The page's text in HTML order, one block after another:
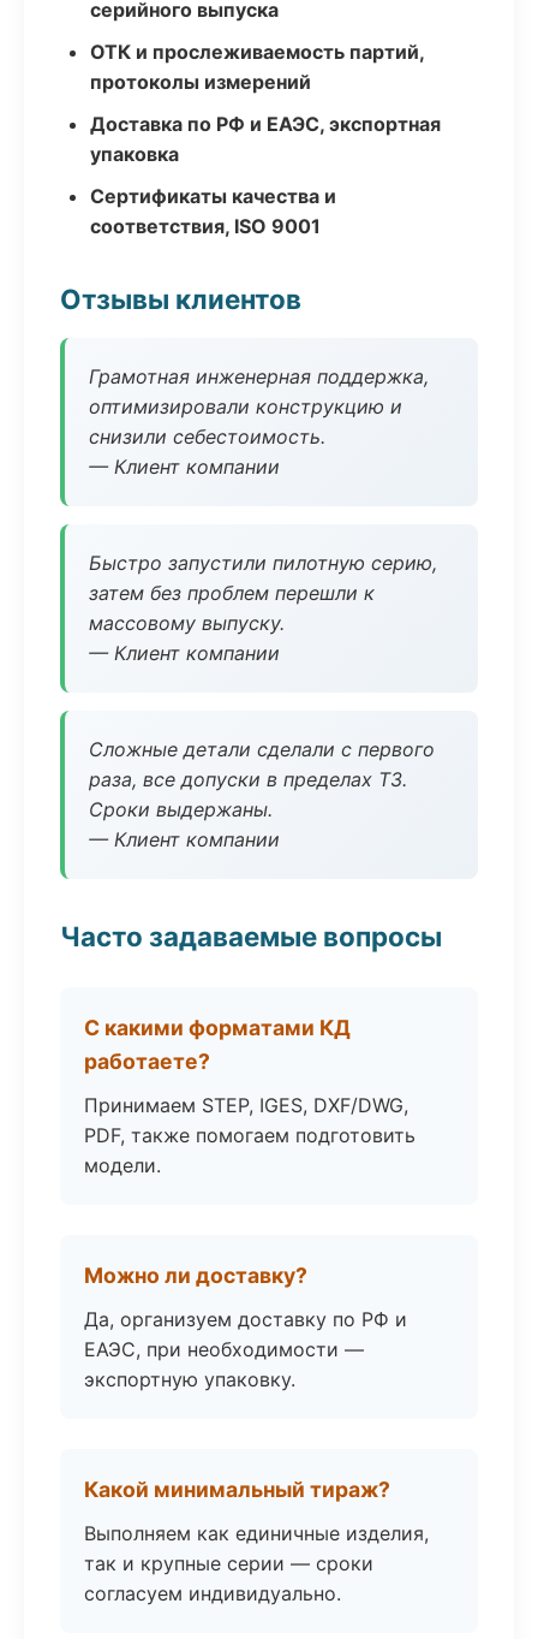
серийного выпуска
ОТК и прослеживаемость партий,
протоколы измерений
Доставка по РФ и ЕАЭС, экспортная
упаковка
Сертификаты качества и
соответствия, ISO 9001
Отзывы клиентов
Грамотная инженерная поддержка,
оптимизировали конструкцию и
снизили себестоимость.
— Клиент компании
Быстро запустили пилотную серию,
затем без проблем перешли к
массовому выпуску.
— Клиент компании
Сложные детали сделали с первого
раза, все допуски в пределах ТЗ.
Сроки выдержаны.
— Клиент компании
Часто задаваемые вопросы
С какими форматами КД
работаете?
Принимаем STEP, IGES, DXF/DWG,
PDF, также помогаем подготовить
модели.
Можно ли доставку?
Да, организуем доставку по РФ и
ЕАЭС, при необходимости —
экспортную упаковку.
Какой минимальный тираж?
Выполняем как единичные изделия,
так и крупные серии — сроки
согласуем индивидуально.